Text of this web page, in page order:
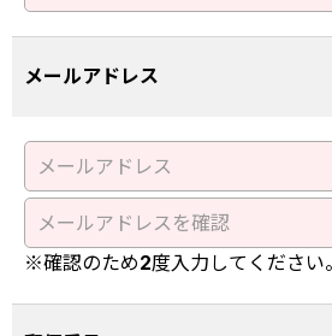
メールアドレス
※確認のため2度入力してください。